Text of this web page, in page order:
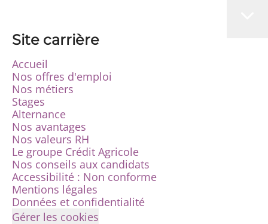
Site carrière
Accueil
Nos offres d'emploi
Nos métiers
Stages
Alternance
Nos avantages
Nos valeurs RH
Le groupe Crédit Agricole
Nos conseils aux candidats
Accessibilité : Non conforme
Mentions légales
Données et confidentialité
Gérer les cookies